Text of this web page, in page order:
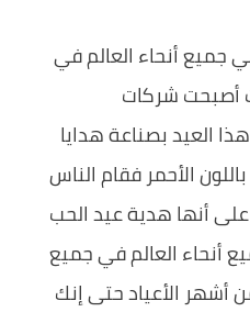
جميع أنحاء العالم في
أصبحت شركات
العيد بصناعة هدايا
الأحمر فقام الناس
على أنها هدية عيد الحب
أنحاء العالم في جميع
أشهر الأعياد حتى إنك